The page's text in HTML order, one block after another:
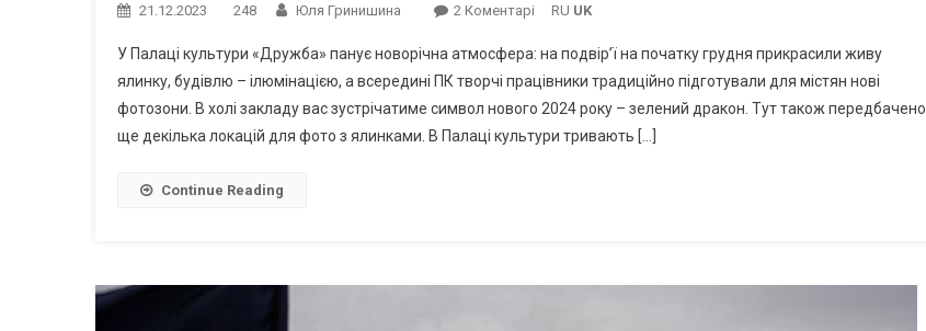
21.12.2023 248 Юля Гринишина 2 Коментарі До
Палаці
Культури
Южного
Створили
Ранки
RU UK
У Палаці культури «Дружба» панує новорічна атмосфера: на подвір’ї на початку грудня прикрасили живу
ялинку, будівлю – ілюмінацією, а всередині ПК творчі працівники традиційно підготували для містян нові
фотозони. В холі закладу вас зустрічатиме символ нового 2024 року – зелений дракон. Тут також передбачено
ще декілька локацій для фото з ялинками. В Палаці культури тривають […]
Continue Reading